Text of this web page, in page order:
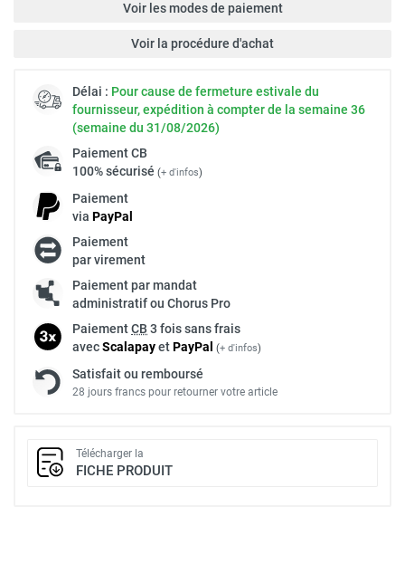
Voir les modes de paiement
Voir la procédure d'achat
Délai : Pour cause de fermeture estivale du
fournisseur, expédition à compter de la semaine 36
(semaine du 31/08/2026)
PaiementCB
100% sécurisé (+ d'infos)
Paiement
via PayPal
Paiement
par virement
Paiement par mandat
administratif ou Chorus Pro
PaiementCB 3 fois sans frais
avecScalapayetPayPal (+ d'infos)
Satisfait ou remboursé
28 jours francs pour retourner votre article
Télécharger la
FICHE PRODUIT